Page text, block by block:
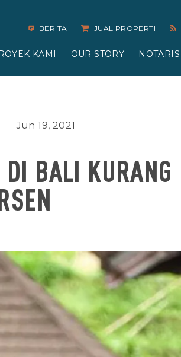
BERITA JUAL PROPERTI
KAMI OUR STORY NOTARIS
Jun 19, 2021
BALI KURANG